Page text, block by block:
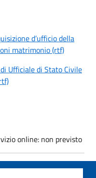
d’ufficio della
matrimonio (rtf)
Ufficiale di Stato Civile
online: non previsto